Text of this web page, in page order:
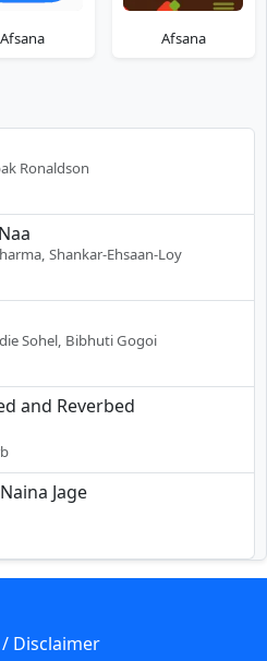
Afsana Afsana
Ronaldson
Shankar-Ehsaan-Loy
Sohel, Bibhuti Gogoi
and Reverbed
Jage
/ Disclaimer